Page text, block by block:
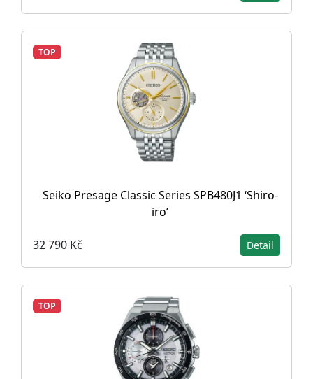
TOP
Seiko Presage Classic Series SPB480J1 ‘Shiro-
iro’
32 790 Kč Detail
TOP